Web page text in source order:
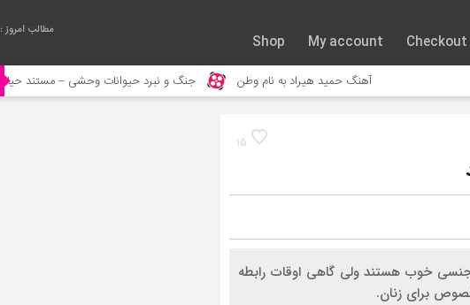
Checkout
My account
Shop
مطالب امروز :
آهنگ حمید هیراد به نام وطن جنگ و نبرد حیوانات وحشی – مستند حیات وحش
15
خوب هستند ولی گاهی اوقات رابطه
برای زنان.